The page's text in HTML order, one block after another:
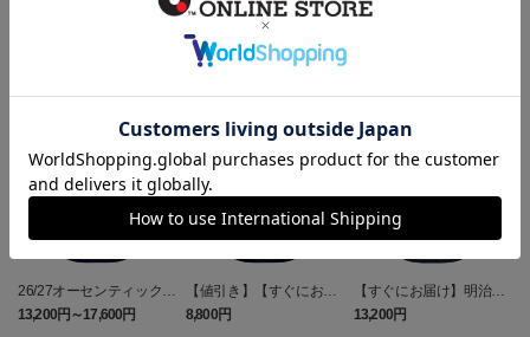
26/27オーセンティックユ
ニフォーム（FP1st）
13,200円～17,600円
【値引き】【すぐにお届
け】2025オーセンティッ
クユニフォーム FP1st
8,800円
【すぐにお届け】明治安
田J2・J3百年構想リーグ
オーセンティックユニフ
13,200円